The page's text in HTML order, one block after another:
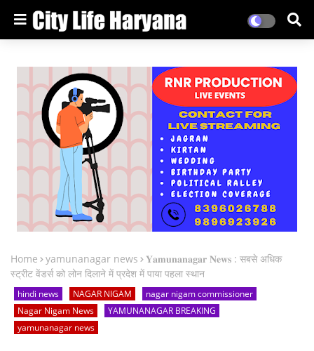
Home yamunanagar news
𝐘𝐚𝐦𝐮𝐧𝐚𝐧𝐚𝐠𝐚𝐫 𝐍𝐞𝐰𝐬 : सबसे अधिक
स्ट्रीट वेंडर्स को लोन दिलाने में प्रदेश में पाया पहला स्थान
hindi news NAGAR NIGAM
nagar nigam commissioner
Nagar Nigam News
YAMUNANAGAR BREAKING
yamunanagar news